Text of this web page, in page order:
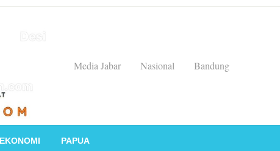
Media Jabar
Nasional Bandung
EKONOMI PAPUA